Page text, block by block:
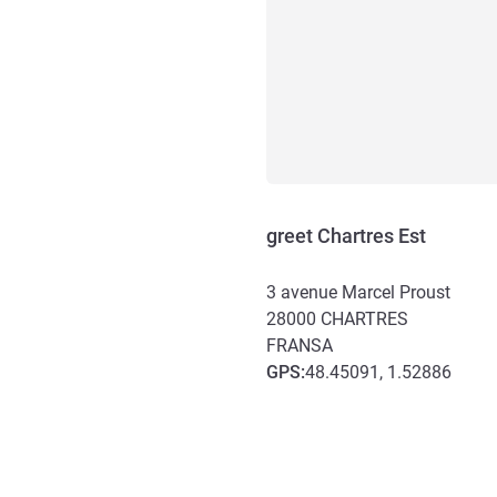
greet Chartres Est
3 avenue Marcel Proust
28000 CHARTRES
FRANSA
GPS:48.45091, 1.52886